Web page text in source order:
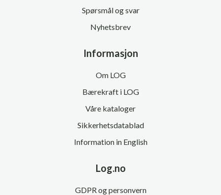
Spørsmål og svar
Nyhetsbrev
Informasjon
Om LOG
Bærekraft i LOG
Våre kataloger
Sikkerhetsdatablad
Information in English
Log.no
GDPR og personvern